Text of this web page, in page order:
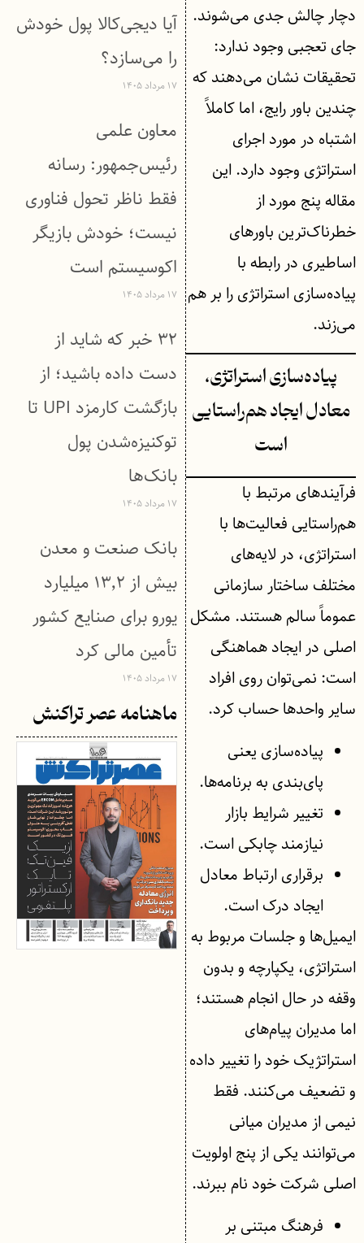
دچار چالش جدی می‌شوند.
جای تعجبی وجود ندارد:
تحقیقات نشان می‌دهند که
چندین باور رایج، اما کاملاً
اشتباه در مورد اجرای
استراتژی وجود دارد. این
مقاله پنج مورد از
خطرناک‌ترین باورهای
اساطیری در رابطه با
پیاده‌سازی استراتژی را بر هم
می‌زند.
پیاده‌سازی استراتژی،
معادل ایجاد هم‌راستایی
است
فرآیندهای مرتبط با
هم‌راستایی فعالیت‌ها با
استراتژی، در لایه‌های
مختلف ساختار سازمانی
عموماً سالم هستند. مشکل
اصلی در ایجاد هماهنگی
است: نمی‌توان روی افراد
سایر واحدها حساب کرد.
پیاده‌سازی یعنی
پای‌بندی به برنامه‌ها.
تغییر شرایط بازار
نیازمند چابکی است.
برقراری ارتباط معادل
ایجاد درک است.
ایمیل‌ها و جلسات مربوط به
استراتژی، یکپارچه و بدون
وقفه در حال انجام هستند؛
اما مدیران پیام‌های
استراتژیک خود را تغییر داده
و تضعیف می‌کنند. فقط
نیمی از مدیران میانی
می‌توانند یکی از پنج اولویت
اصلی شرکت خود نام ببرند.
فرهنگ مبتنی بر
آیا دیجی‌کالا پول خودش
را می‌سازد؟
۱۷ مرداد ۱۴۰۵
معاون علمی
رئیس‌جمهور: رسانه
فقط ناظر تحول فناوری
نیست؛ خودش بازیگر
اکوسیستم است
۱۷ مرداد ۱۴۰۵
۳۲ خبر که شاید از
دست داده باشید؛ از
بازگشت کارمزد UPI تا
توکنیزه‌شدن پول
بانک‌ها
۱۷ مرداد ۱۴۰۵
بانک صنعت و معدن
بیش از ۱۳٬۲ میلیارد
یورو برای صنایع کشور
تأمین مالی کرد
۱۷ مرداد ۱۴۰۵
ماهنامه عصر تراکنش